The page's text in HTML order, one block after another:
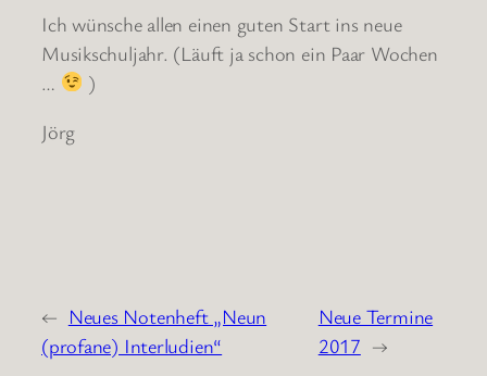
Ich wünsche allen einen guten Start ins neue
Musikschuljahr. (Läuft ja schon ein Paar Wochen
…
)
Jörg
← Neues Notenheft „Neun
(profane) Interludien“
Neue Termine
2017 →